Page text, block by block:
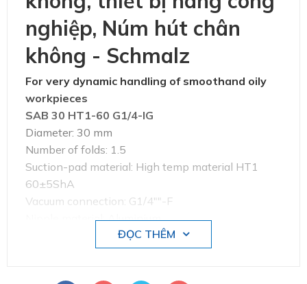
nghiệp, Núm hút chân
không - Schmalz
For very dynamic handling of smoothand oily
workpieces
SAB 30 HT1-60 G1/4-IG
Diameter: 30 mm
Number of folds: 1.5
Suction-pad material: High temp material HT1
60±5ShA
Vacuum connection: G1/4""-F
Nipple material: Aluminium
ĐỌC THÊM